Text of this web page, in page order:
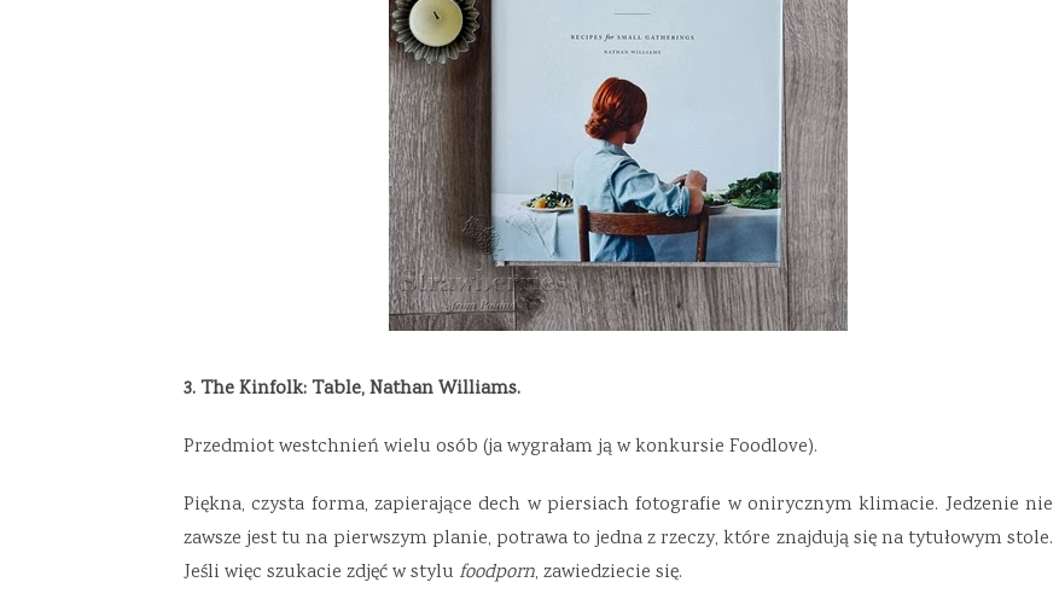
3. The Kinfolk: Table, Nathan Williams.
Przedmiot westchnień wielu osób (ja wygrałam ją w konkursie Foodlove).
Piękna, czysta forma, zapierające dech w piersiach fotografie w onirycznym klimacie. Jedzenie nie
zawsze jest tu na pierwszym planie, potrawa to jedna z rzeczy, które znajdują się na tytułowym stole.
Jeśli więc szukacie zdjęć w stylu foodporn, zawiedziecie się.